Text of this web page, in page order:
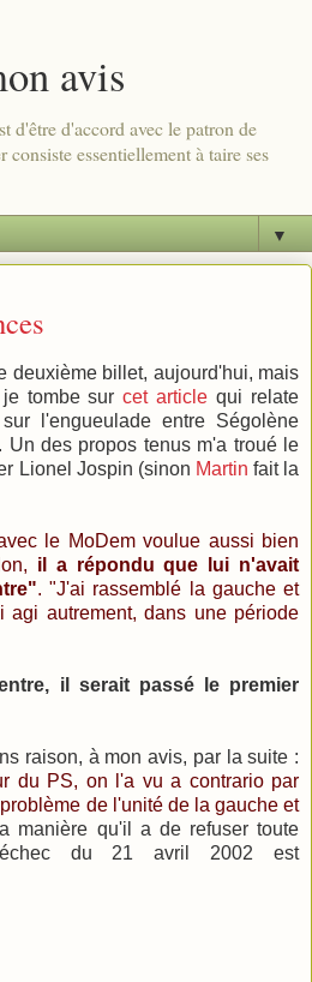
avis
d'être d'accord avec le patron de
essentiellement à taire ses
▼
deuxième billet, aujourd'hui, mais
je tombe surcet article qui relate
l'engueulade entre Ségolène
Un des propos tenus m'a troué le
Lionel Jospin (sinon Martin fait la
le MoDem voulue aussi bien
il a répondu que lui n'avait
. "J'ai rassemblé la gauche et
agi autrement, dans une période
il serait passé le premier
raison, à mon avis, par la suite :
du PS, on l'a vu a contrario par
de l'unité de la gauche et
manière qu'il a de refuser toute
du 21 avril 2002 est